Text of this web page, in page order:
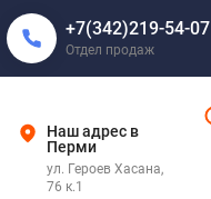
+7(342)219-54-07
Отдел продаж
Наш адрес в
Перми
ул. Героев Хасана,
76 к.1